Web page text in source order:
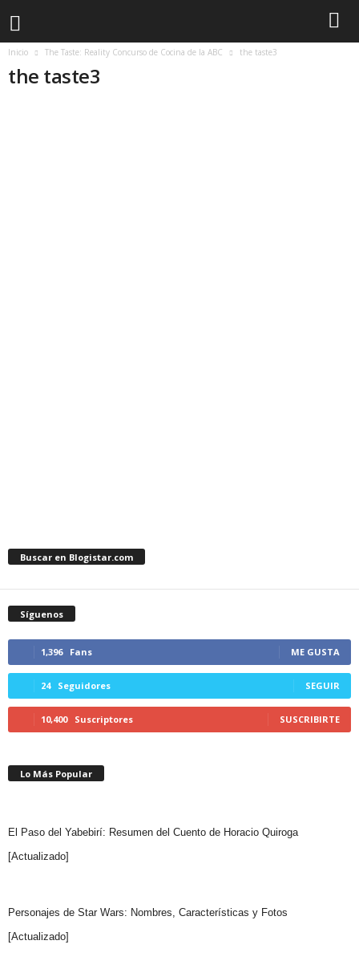
Inicio The Taste: Reality Concurso de Cocina de la ABC the taste3
the taste3
Buscar en Blogistar.com
Síguenos
1,396 Fans ME GUSTA
24 Seguidores SEGUIR
10,400 Suscriptores SUSCRIBIRTE
Lo Más Popular
El Paso del Yabebirí: Resumen del Cuento de Horacio Quiroga
[Actualizado]
Personajes de Star Wars: Nombres, Características y Fotos
[Actualizado]